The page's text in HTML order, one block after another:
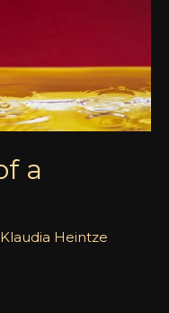
a
Klaudia Heintze